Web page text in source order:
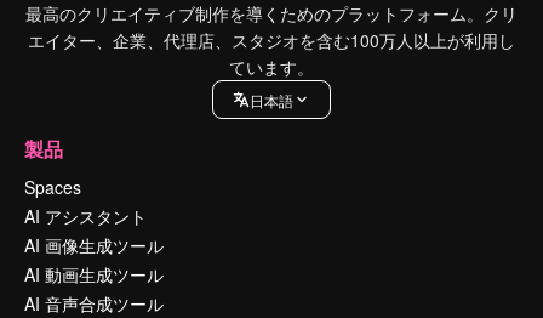
最高のクリエイティブ制作を導くためのプラットフォーム。クリ
エイター、企業、代理店、スタジオを含む100万人以上が利用し
ています。
日本語
製品
Spaces
AI アシスタント
AI 画像生成ツール
AI 動画生成ツール
AI 音声合成ツール